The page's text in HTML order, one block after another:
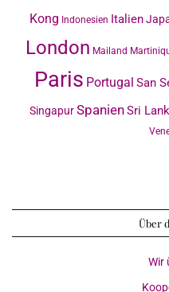
Kong Indonesien Italien
London Mailand
Paris Portugal San
SingapurSpanienSri
Über
Wir